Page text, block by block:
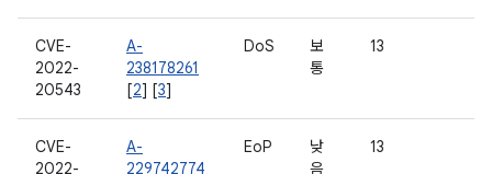
CVE-
2022-
20543
A-
238178261
[2] [3]
DoS
보
통
13
CVE-
2022-
A-
229742774
EoP
낮
음
13